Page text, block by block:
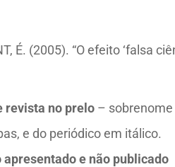
É. (2005). “O efeito ‘falsa
revista no prelo –
e do periódico em itálico.
apresentado e não publicado